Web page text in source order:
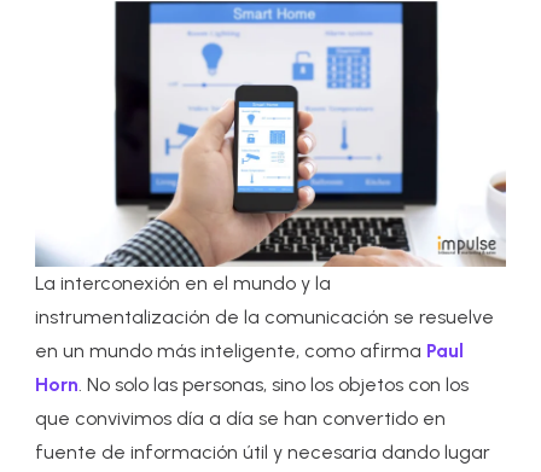
La interconexión en el mundo y la
instrumentalización de la comunicación se resuelve
en un mundo más inteligente, como afirma Paul
Horn . No solo las personas, sino los objetos con los
que convivimos día a día se han convertido en
fuente de información útil y necesaria dando lugar